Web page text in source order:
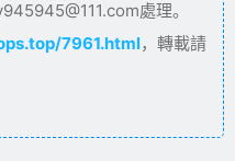
處理。
7961.html，轉載請